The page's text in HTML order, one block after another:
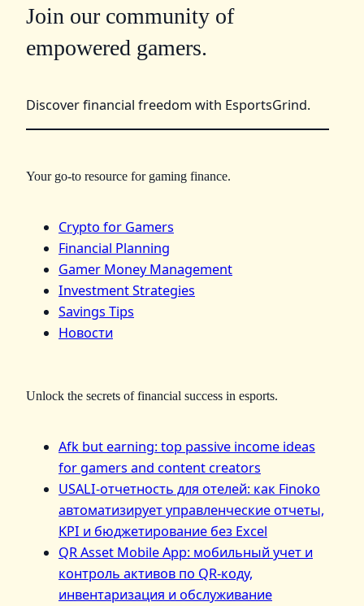
Join our community of
empowered gamers.
Discover financial freedom with EsportsGrind.
Your go-to resource for gaming finance.
Crypto for Gamers
Financial Planning
Gamer Money Management
Investment Strategies
Savings Tips
Новости
Unlock the secrets of financial success in esports.
Afk but earning: top passive income ideas
for gamers and content creators
USALI-отчетность для отелей: как Finoko
автоматизирует управленческие отчеты,
KPI и бюджетирование без Excel
QR Asset Mobile App: мобильный учет и
контроль активов по QR‑коду,
инвентаризация и обслуживание